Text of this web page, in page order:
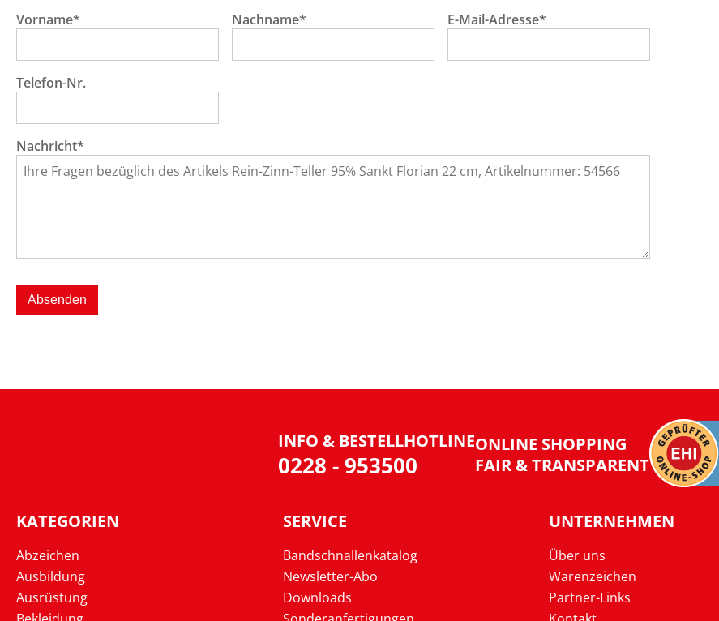
Vorname* Nachname* E-Mail-Adresse*
Telefon-Nr.
Nachricht*
Absenden
INFO & BESTELLHOTLINE
0228 - 953500
ONLINE SHOPPING
FAIR & TRANSPARENT
KATEGORIEN
Abzeichen
Ausbildung
Ausrüstung
SERVICE
Bandschnallenkatalog
Newsletter-Abo
Downloads
UNTERNEHMEN
Über uns
Warenzeichen
Partner-Links